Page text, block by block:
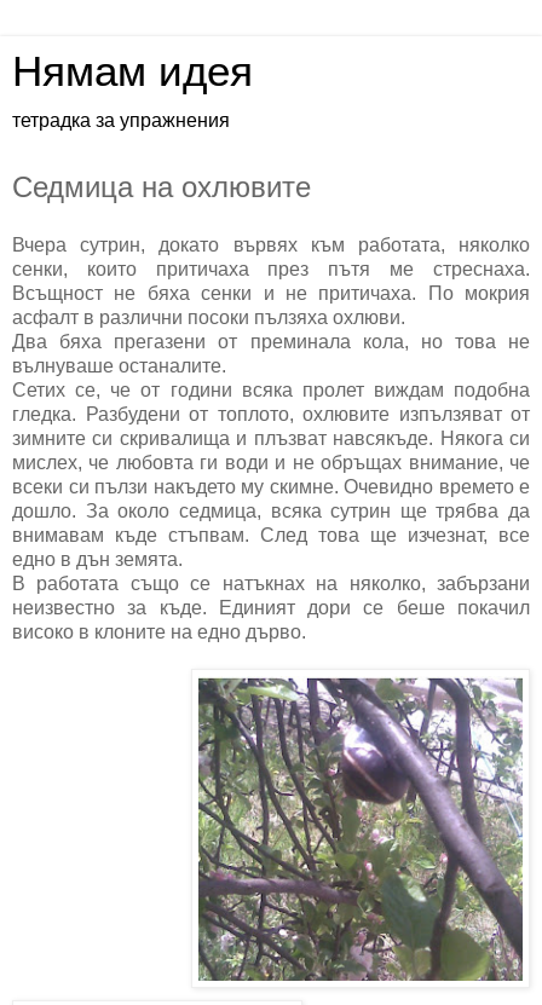
Нямам идея
тетрадка за упражнения
Седмица на охлювите
Вчера сутрин, докато вървях към работата, няколко
сенки, които притичаха през пътя ме стреснаха.
Всъщност не бяха сенки и не притичаха. По мокрия
асфалт в различни посоки пълзяха охлюви.
Два бяха прегазени от преминала кола, но това не
вълнуваше останалите.
Сетих се, че от години всяка пролет виждам подобна
гледка. Разбудени от топлото, охлювите изпълзяват от
зимните си скривалища и плъзват навсякъде. Някога си
мислех, че любовта ги води и не обръщах внимание, че
всеки си пълзи накъдето му скимне. Очевидно времето е
дошло. За около седмица, всяка сутрин ще трябва да
внимавам къде стъпвам. След това ще изчезнат, все
едно в дън земята.
В работата също се натъкнах на няколко, забързани
неизвестно за къде. Единият дори се беше покачил
високо в клоните на едно дърво.